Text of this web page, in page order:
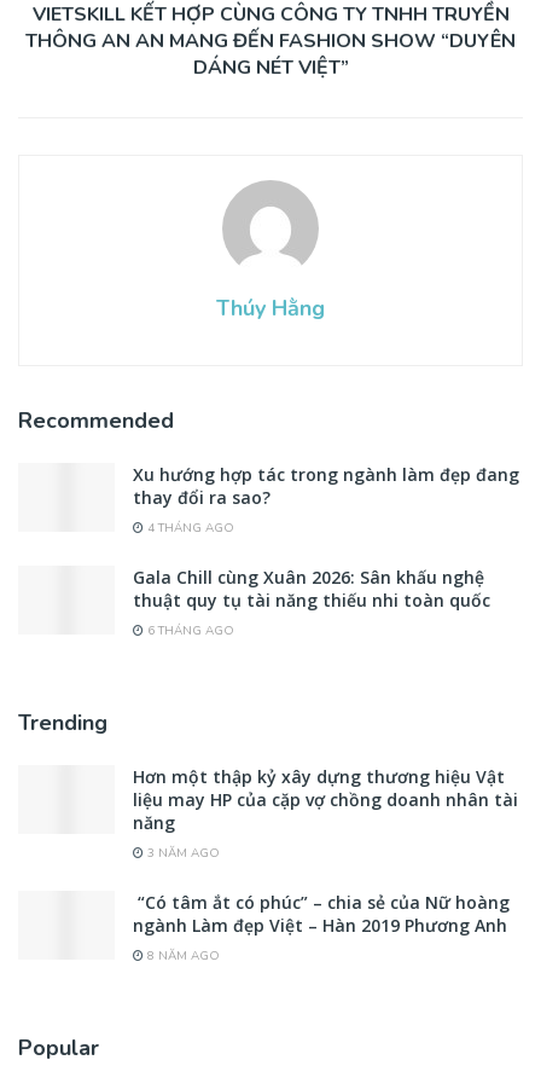
VIETSKILL KẾT HỢP CÙNG CÔNG TY TNHH TRUYỀN
THÔNG AN AN MANG ĐẾN FASHION SHOW “DUYÊN
DÁNG NÉT VIỆT”
Thúy Hằng
Recommended
Xu hướng hợp tác trong ngành làm đẹp đang
thay đổi ra sao?
4 THÁNG AGO
Gala Chill cùng Xuân 2026: Sân khấu nghệ
thuật quy tụ tài năng thiếu nhi toàn quốc
6 THÁNG AGO
Trending
Hơn một thập kỷ xây dựng thương hiệu Vật
liệu may HP của cặp vợ chồng doanh nhân tài
năng
3 NĂM AGO
“Có tâm ắt có phúc” – chia sẻ của Nữ hoàng
ngành Làm đẹp Việt – Hàn 2019 Phương Anh
8 NĂM AGO
Popular